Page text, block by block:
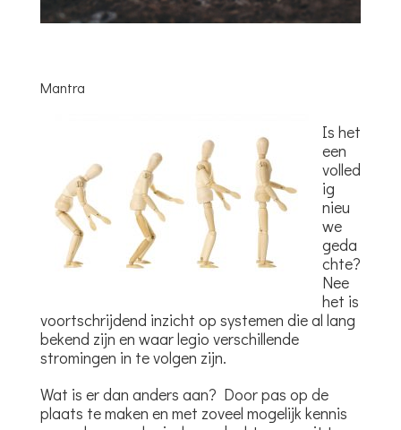
Mantra
Is het
een
volled
ig
nieu
we
geda
chte?
Nee
het is
voortschrijdend inzicht op systemen die al lang
bekend zijn en waar legio verschillende
stromingen in te volgen zijn.
Wat is er dan anders aan? Door pas op de
plaats te maken en met zoveel mogelijk kennis